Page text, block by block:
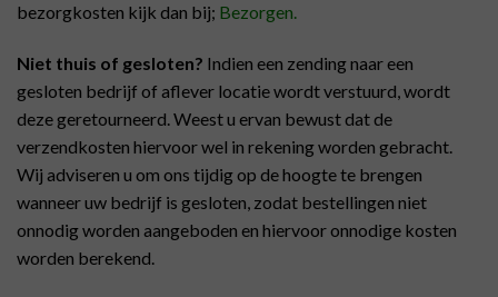
bezorgkosten kijk dan bij; Bezorgen.
Niet thuis of gesloten? Indien een zending naar een
gesloten bedrijf of aflever locatie wordt verstuurd, wordt
deze geretourneerd. Weest u ervan bewust dat de
verzendkosten hiervoor wel in rekening worden gebracht.
Wij adviseren u om ons tijdig op de hoogte te brengen
wanneer uw bedrijf is gesloten, zodat bestellingen niet
onnodig worden aangeboden en hiervoor onnodige kosten
worden berekend.